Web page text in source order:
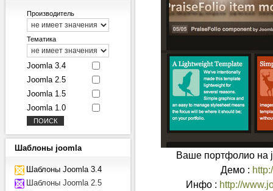
Ваше портфолио на
Демо :
Инфо : http://
Производитель
Тематика
Joomla 3.4
Joomla 2.5
Joomla 1.5
Joomla 1.0
Шаблоны joomla
Шаблоны Joomla 3.4
Шаблоны Joomla 2.5